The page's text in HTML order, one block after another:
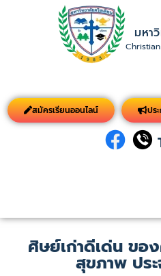
มหา
สมัครเรียนออนไลน์ ปร
ศิษย์เก่าดีเด่น ขอ
สุขภาพ ปร